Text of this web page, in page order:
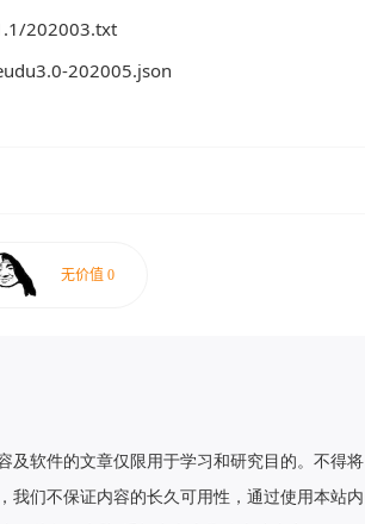
202003.txt
202005.json
及软件的文章仅限用于学习和研究目的。不得将
我们不保证内容的长久可用性，通过使用本站内